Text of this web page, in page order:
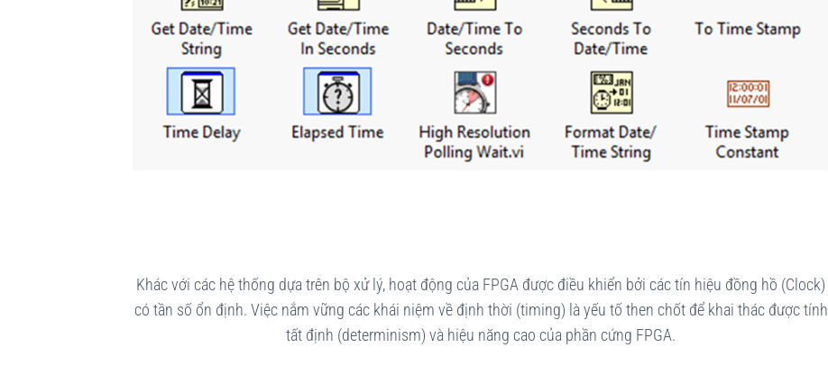
Khác với các hệ thống dựa trên bộ xử lý, hoạt động của FPGA được điều khiển bởi các tín hiệu đồng hồ (Clock)
có tần số ổn định. Việc nắm vững các khái niệm về định thời (timing) là yếu tố then chốt để khai thác được tính
tất định (determinism) và hiệu năng cao của phần cứng FPGA.